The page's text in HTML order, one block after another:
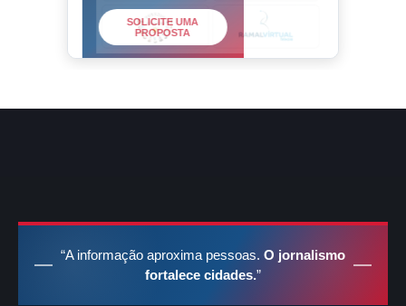
SOLICITE UMA
PROPOSTA
“A informação aproxima pessoas. O jornalismo
fortalece cidades.”